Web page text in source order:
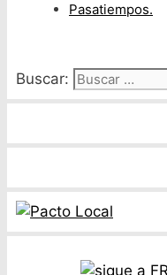
Pasatiempos.
Buscar: